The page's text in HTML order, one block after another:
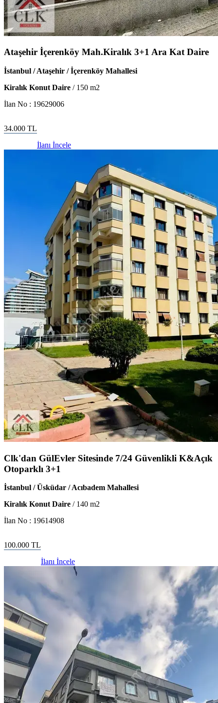
Ataşehir İçerenköy Mah.Kiralık 3+1 Ara Kat Daire
İstanbul / Ataşehir / İçerenköy Mahallesi
Kiralık Konut Daire / 150 m2
İlan No : 19629006
34.000 TL
İlanı İncele
Clk'dan GülEvler Sitesinde 7/24 Güvenlikli K&Açık
Otoparklı 3+1
İstanbul / Üsküdar / Acıbadem Mahallesi
Kiralık Konut Daire / 140 m2
İlan No : 19614908
100.000 TL
İlanı İncele